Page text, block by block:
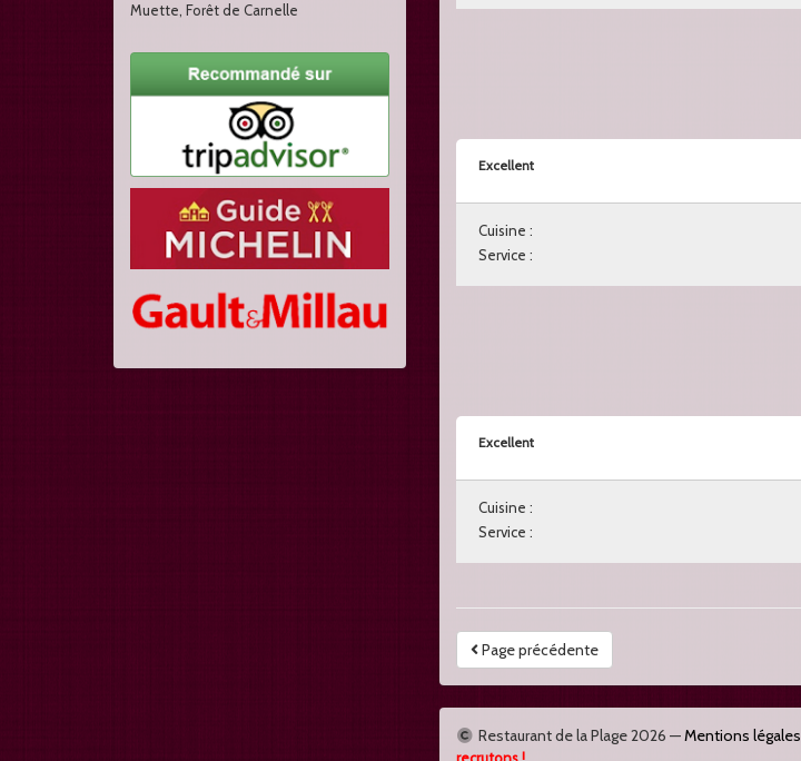
Muette, Forêt de Carnelle
Excellent
Cuisine :
Service :
Excellent
Cuisine :
Service :
Page précédente
Restaurant de la Plage2026 —Mentions légales